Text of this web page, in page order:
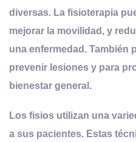
diversas. La fisioterapia
mejorar la movilidad, y
una enfermedad. También
prevenir lesiones y para
bienestar general.
Los fisios utilizan una
a sus pacientes. Estas